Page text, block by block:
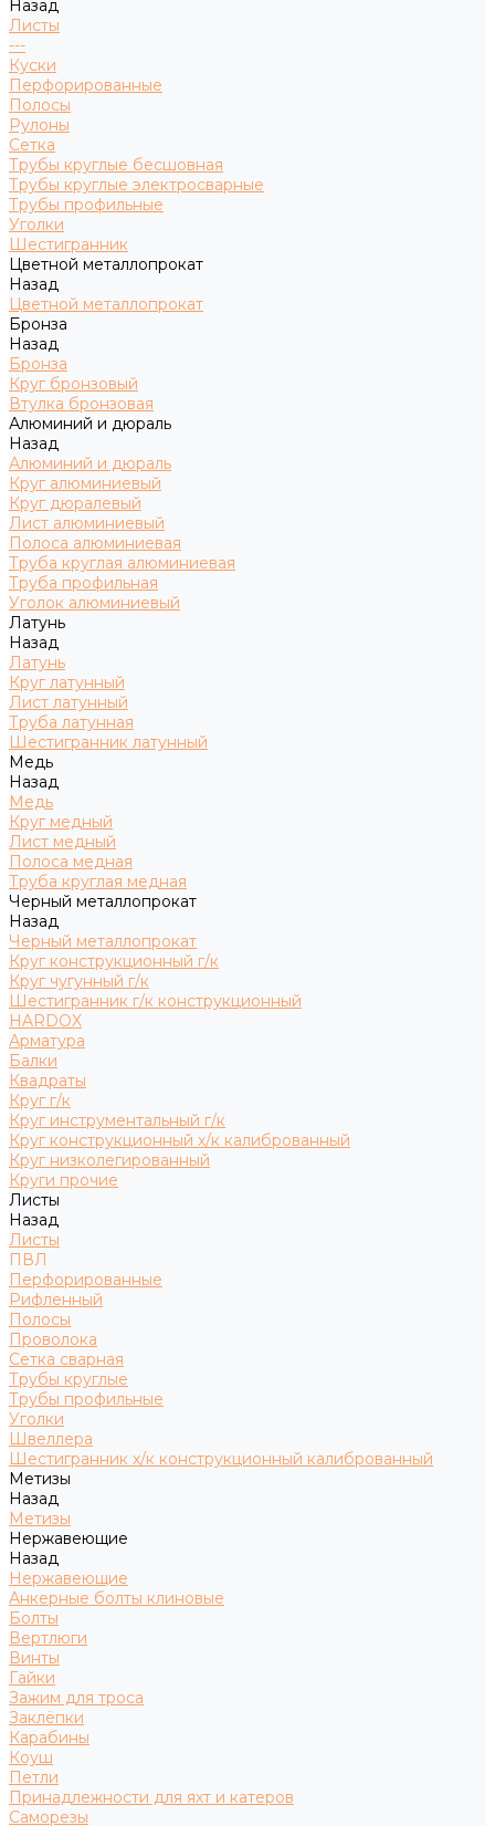
Назад
Листы
---
Куски
Перфорированные
Полосы
Рулоны
Сетка
Трубы круглые бесшовная
Трубы круглые электросварные
Трубы профильные
Уголки
Шестигранник
Цветной металлопрокат
Назад
Цветной металлопрокат
Бронза
Назад
Бронза
Круг бронзовый
Втулка бронзовая
Алюминий и дюраль
Назад
Алюминий и дюраль
Круг алюминиевый
Круг дюралевый
Лист алюминиевый
Полоса алюминиевая
Труба круглая алюминиевая
Труба профильная
Уголок алюминиевый
Латунь
Назад
Латунь
Круг латунный
Лист латунный
Труба латунная
Шестигранник латунный
Медь
Назад
Медь
Круг медный
Лист медный
Полоса медная
Труба круглая медная
Черный металлопрокат
Назад
Черный металлопрокат
Круг конструкционный г/к
Круг чугунный г/к
Шестигранник г/к конструкционный
HARDOX
Арматура
Балки
Квадраты
Круг г/к
Круг инструментальный г/к
Круг конструкционный х/к калиброванный
Круг низколегированный
Круги прочие
Листы
Назад
Листы
ПВЛ
Перфорированные
Рифленный
Полосы
Проволока
Сетка сварная
Трубы круглые
Трубы профильные
Уголки
Швеллера
Шестигранник х/к конструкционный калиброванный
Метизы
Назад
Метизы
Нержавеющие
Назад
Нержавеющие
Анкерные болты клиновые
Болты
Вертлюги
Винты
Гайки
Зажим для троса
Заклёпки
Карабины
Коуш
Петли
Принадлежности для яхт и катеров
Саморезы